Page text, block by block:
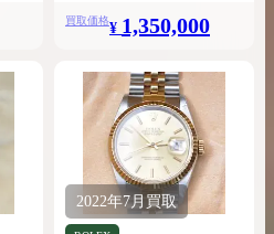
買取価格¥ 1,350,000
2022年7月 買取